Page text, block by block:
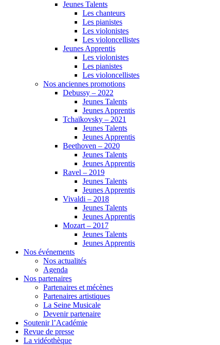
Jeunes Talents
Les chanteurs
Les pianistes
Les violonistes
Les violoncellistes
Jeunes Apprentis
Les violonistes
Les pianistes
Les violoncellistes
Nos anciennes promotions
Debussy – 2022
Jeunes Talents
Jeunes Apprentis
Tchaïkovsky – 2021
Jeunes Talents
Jeunes Apprentis
Beethoven – 2020
Jeunes Talents
Jeunes Apprentis
Ravel – 2019
Jeunes Talents
Jeunes Apprentis
Vivaldi – 2018
Jeunes Talents
Jeunes Apprentis
Mozart – 2017
Jeunes Talents
Jeunes Apprentis
Nos événements
Nos actualités
Agenda
Nos partenaires
Partenaires et mécènes
Partenaires artistiques
La Seine Musicale
Devenir partenaire
Soutenir l’Académie
Revue de presse
La vidéothèque